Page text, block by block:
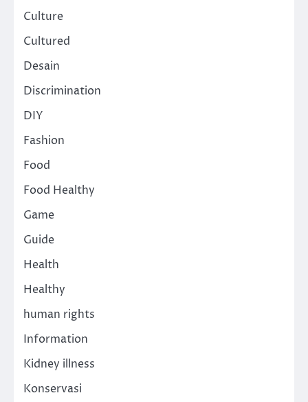
Culture
Cultured
Desain
Discrimination
DIY
Fashion
Food
Food Healthy
Game
Guide
Health
Healthy
human rights
Information
Kidney illness
Konservasi